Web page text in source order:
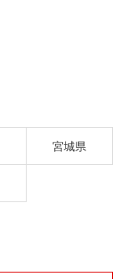
宮城県